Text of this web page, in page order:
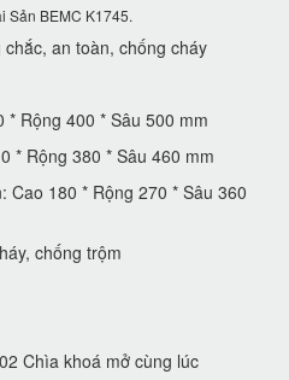
Sản BEMC K1745.
an toàn, chống cháy
Rộng 400 * Sâu 500 mm
* Rộng 380 * Sâu 460 mm
180 * Rộng 270 * Sâu 360
chống trộm
Chìa khoá mở cùng lúc